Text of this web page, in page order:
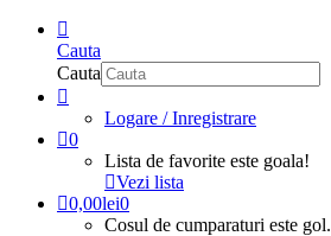
Cauta
Cauta
Logare / Inregistrare
0
Lista de favorite este goala!
Vezi lista
0,00lei0
Cosul de cumparaturi este gol.